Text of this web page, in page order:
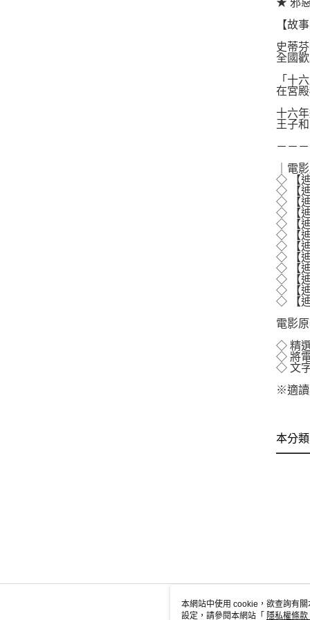
★ 邪
【故
史蒂
全國
「十
在宮
十六
王子
－－
｜電
◇ 【
◇ 【
◇ 【
◇ 【
◇ 【
◇ 【
◇ 【
◇ 【
◇ 【
◇ 【
◇ 【
◇ 【
電影
◇ 精選
◇ 將
◇ 文
※適讀
本分
本網站中使用 cookie，欲查詢有
設定，請參閱本網站「 隱私權條款